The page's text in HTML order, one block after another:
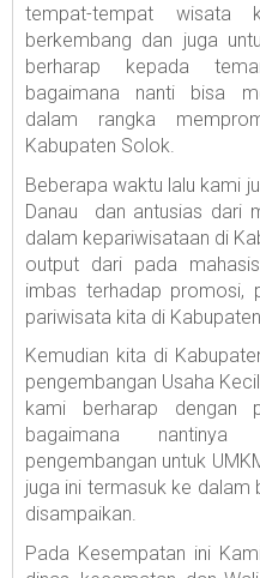
tempat-tempat wisata
berkembang dan juga
berharap kepada
bagaimana nanti bisa
dalam rangka
Kabupaten Solok.
Beberapa waktu lalu kami
Danau dan antusias dari
dalam kepariwisataan di
output dari pada
imbas terhadap promosi,
pariwisata kita di
Kemudian kita di
pengembangan Usaha
kami berharap dengan
bagaimana
pengembangan untuk
juga ini termasuk ke
disampaikan.
Pada Kesempatan ini